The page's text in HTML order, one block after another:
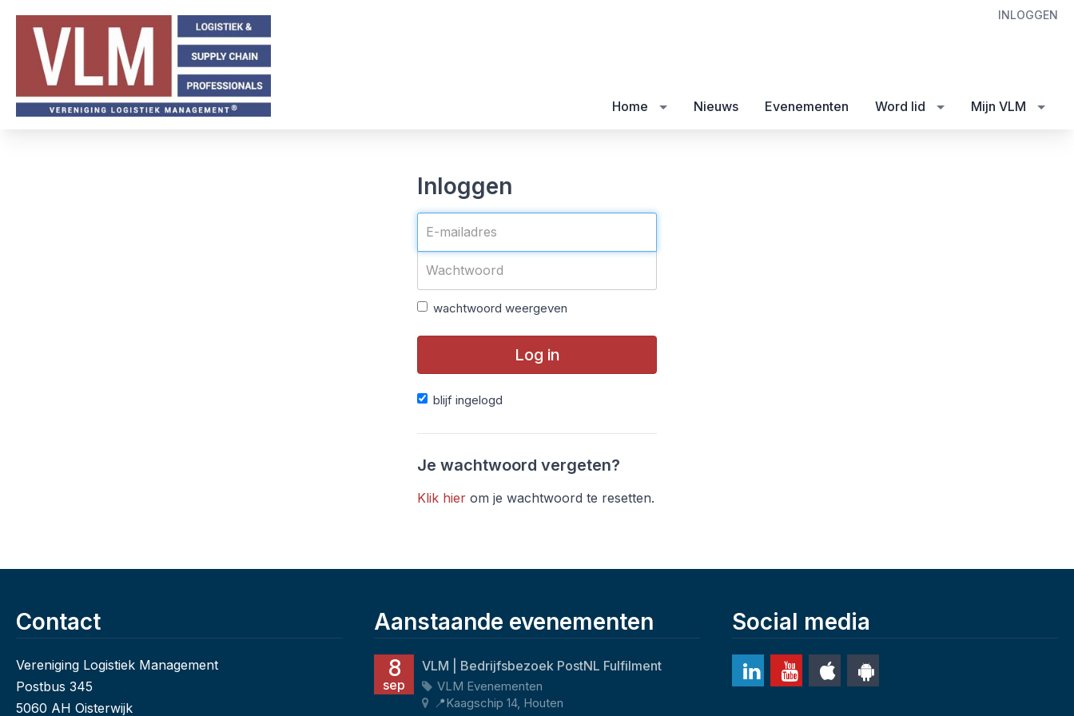
INLOGGEN
Home Nieuws Evenementen Word lid Mijn VLM
Inloggen
wachtwoord weergeven
Log in
blijf ingelogd
Je wachtwoord vergeten?
Klik hier om je wachtwoord te resetten.
Contact
Vereniging Logistiek Management
Postbus 345
5060 AH Oisterwijk
Aanstaande evenementen
8
sep
VLM | Bedrijfsbezoek PostNL Fulfilment
VLM Evenementen
📍Kaagschip 14, Houten
Social media